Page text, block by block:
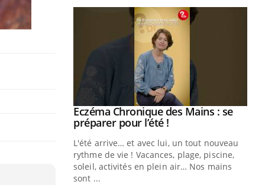
Youtube
Eczéma Chronique des Mains : se
préparer pour l’été !Youtube
L'été arrive… et avec lui, un tout nouveau
rythme de vie ! Vacances, plage, piscine,
soleil, activités en plein air… Nos mains
sont ...